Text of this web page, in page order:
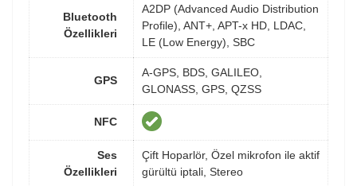
Bluetooth
Özellikleri
A2DP (Advanced Audio Distribution
Profile), ANT+, APT-x HD, LDAC,
LE (Low Energy), SBC
GPS
A-GPS, BDS, GALILEO,
GLONASS, GPS, QZSS
NFC
Ses
Özellikleri
Çift Hoparlör, Özel mikrofon ile aktif
gürültü iptali, Stereo